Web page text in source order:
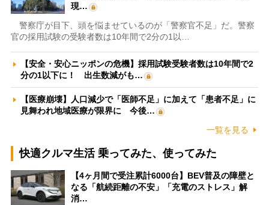
現…
警察庁が目下、頭を悩ませているのが「警察官不足」だ。警察
官の採用試験の受験者数は10年間で2分の1以…
【安全・安心ニッポンの危機】採用試験受験者数は10年間で2
分の1以下に！ 出生数減がも…
【医療崩壊】人口減少で「医師不足」に加えて「患者不足」に
見舞われ地域医療が限界に 今後…
一覧を見る
快適クルマ生活 乗ってみた、使ってみた
【4ヶ月間で受注累計6000台】BEV普及の障壁と
なる「航続距離の不安」「充電のストレス」解
消…